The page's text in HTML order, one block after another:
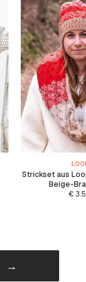
Strickset aus
Beige-
€
→